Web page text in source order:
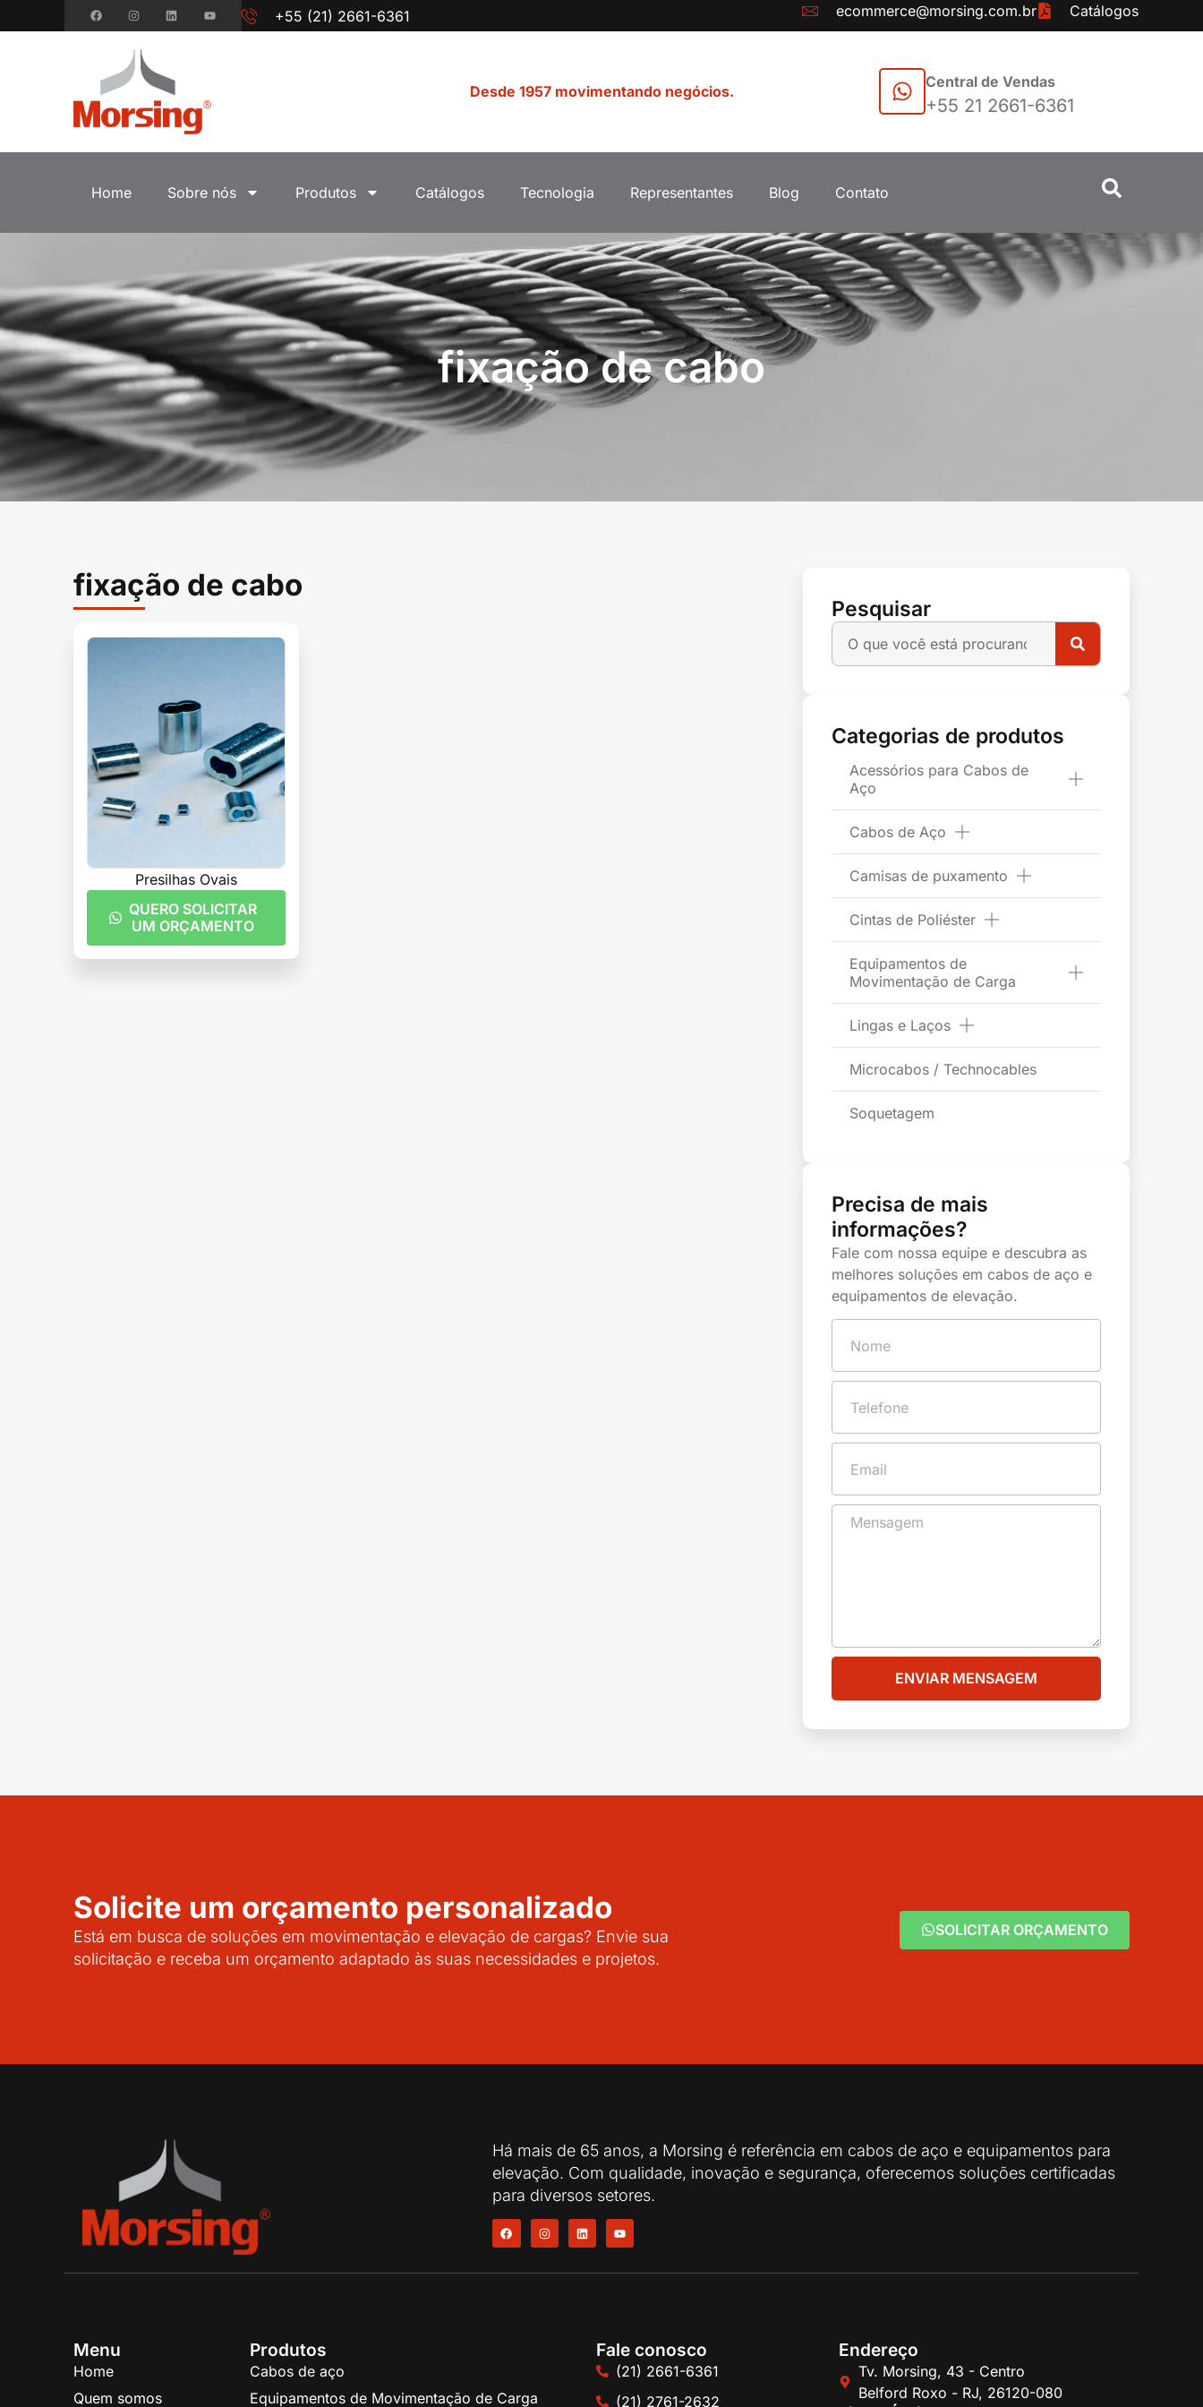
+55 (21) 2661-6361 ecommerce@morsing.com.br Catálogos
Desde 1957 movimentando negócios.
Central de Vendas
+55 21 2661-6361
Home Sobre nós Produtos Catálogos Tecnologia Representantes Blog Contato
fixação de cabo
Pesquisar
Categorias de produtos
Acessórios para Cabos de
Aço
Cabos de Aço
Camisas de puxamento
Cintas de Poliéster
Equipamentos de
Movimentação de Carga
Lingas e Laços
Microcabos / Technocables
Soquetagem
Precisa de mais
informações?
Fale com nossa equipe e descubra as
melhores soluções em cabos de aço e
equipamentos de elevação.
ENVIAR MENSAGEM
fixação de cabo
Presilhas Ovais
QUERO SOLICITAR
UM ORÇAMENTO
Solicite um orçamento personalizado
Está em busca de soluções em movimentação e elevação de cargas? Envie sua
solicitação e receba um orçamento adaptado às suas necessidades e projetos.
SOLICITAR ORÇAMENTO
Há mais de 65 anos, a Morsing é referência em cabos de aço e equipamentos para
elevação. Com qualidade, inovação e segurança, oferecemos soluções certificadas
para diversos setores.
Menu
Home
Quem somos
Produtos
Cabos de aço
Equipamentos de Movimentação de Carga
Fale conosco
(21) 2661-6361
(21) 2761-2632
Endereço
Tv. Morsing, 43 - Centro
Belford Roxo - RJ, 26120-080